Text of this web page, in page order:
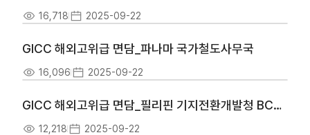
16,718 2025-09-22
GICC 해외고위급 면담_파나마 국가철도사무국
16,096 2025-09-22
GICC 해외고위급 면담_필리핀 기지전환개발청 BCDA
12,218 2025-09-22